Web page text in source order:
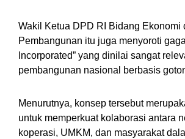
Wakil Ketua DPD RI Bidang Ekonomi
Pembangunan itu juga menyoroti
Incorporated” yang dinilai sangat
pembangunan nasional berbasis
Menurutnya, konsep tersebut
untuk memperkuat kolaborasi antara
koperasi, UMKM, dan masyarakat